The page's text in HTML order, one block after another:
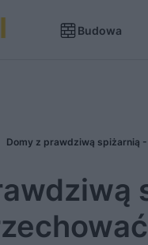
Budowa
Domy z prawdziwą spiżarnią